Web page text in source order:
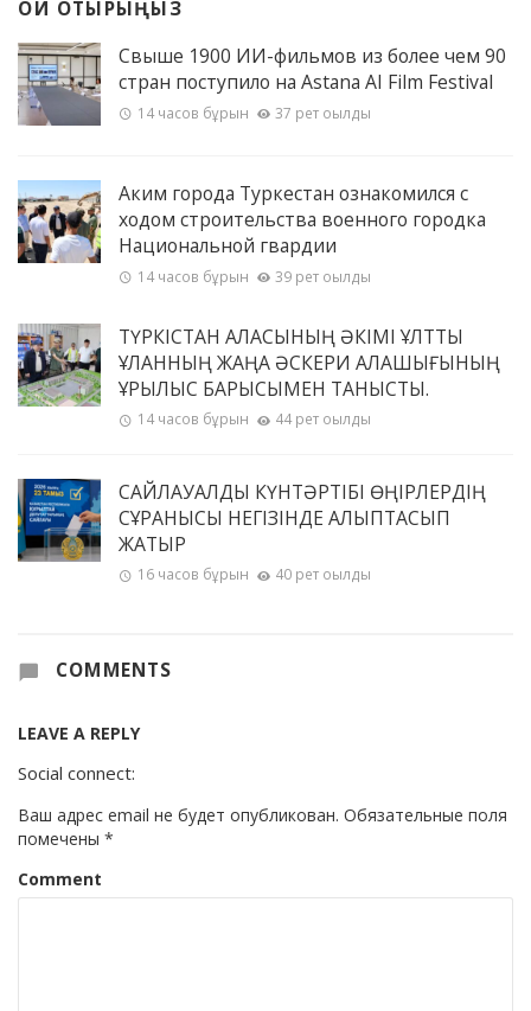
ОҚИ ОТЫРЫҢЫЗ
Свыше 1900 ИИ-фильмов из более чем 90
стран поступило на Astana AI Film Festival
14 часов бұрын 37 рет оқылды
Аким города Туркестан ознакомился с
ходом строительства военного городка
Национальной гвардии
14 часов бұрын 39 рет оқылды
ТҮРКІСТАН ҚАЛАСЫНЫҢ ӘКІМІ ҰЛТТЫҚ
ҰЛАННЫҢ ЖАҢА ӘСКЕРИ ҚАЛАШЫҒЫНЫҢ
ҚҰРЫЛЫС БАРЫСЫМЕН ТАНЫСТЫ.
14 часов бұрын 44 рет оқылды
САЙЛАУАЛДЫ КҮНТӘРТІБІ ӨҢІРЛЕРДІҢ
СҰРАНЫСЫ НЕГІЗІНДЕ ҚАЛЫПТАСЫП
ЖАТЫР
16 часов бұрын 40 рет оқылды
COMMENTS
LEAVE A REPLY
Social connect:
Ваш адрес email не будет опубликован. Обязательные поля
помечены *
Comment